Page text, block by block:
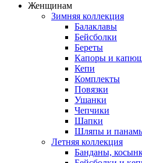
Женщинам
Зимняя коллекция
Балаклавы
Бейсболки
Береты
Капоры и
Кепи
Комплекты
Повязки
Ушанки
Чепчики
Шапки
Шляпы и
Летняя коллекция
Банданы,